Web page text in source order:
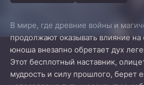
В мире, где древние войны и
продолжают оказывать влияние
юноша внезапно обретает дух
Этот бесплотный наставник,
мудрость и силу прошлого, берет